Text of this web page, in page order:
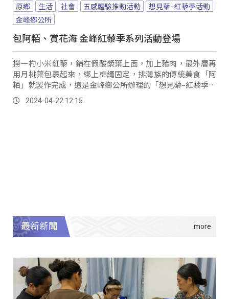
原鄉 生活 社會 五感體驗推動活動
想見藜–紅藜季活動
金峰鄉公所
包阿粨、賞花海 金峰紅藜季系列活動登場
撈一杓小米紅藜，鋪在假酸漿葉上面，加上豬肉，最外層再
用月桃葉包裹起來，綁上棉繩固定，排灣族的傳統美食「阿
粨」就製作完成，這是金峰鄉公所辦理的「想見藜–紅藜季活
動」，其中這場包粽活動，吸引上百名遊客報名參與，就連
外國朋友特地來體驗。
2024-04-22 12:15
最新新聞